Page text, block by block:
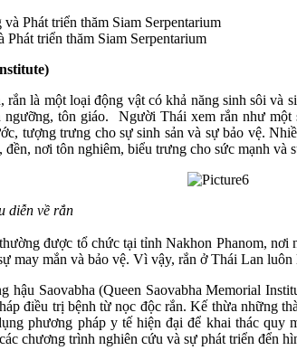
triển thăm Siam Serpentarium
là một loại động vật có khả năng sinh sôi
tôn giáo. Người Thái xem rắn như
tượng trưng cho sự sinh sản và sự bảo vệ.
nơi tôn nghiêm, biểu trưng cho sức mạnh và
được tổ chức tại tỉnh Nakhon Phanom,
may mắn và bảo vệ. Vì vậy, rắn ở Thái Lan
Saovabha (Queen Saovabha Memorial
điều trị bệnh từ nọc độc rắn. Kế thừa những
phương pháp y tế hiện đại để khai thác
chương trình nghiên cứu và sự phát triển đển